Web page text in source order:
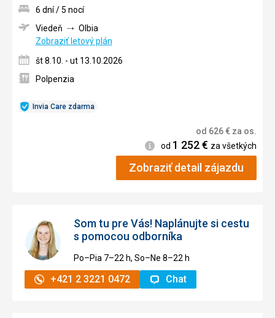
Invia Care zdarma
6 dní / 5 nocí
Viedeň
Olbia
Zobraziť letový plán
št 8.10. - ut 13.10.2026
Polpenzia
od 626€ za os.
Informácie
od 1 252€ za všetkých
Zobraziť detail zájazdu
Som tu pre Vás! Naplánujte si cestu
s pomocou odborníka
Po–Pia 7–⁠⁠⁠⁠⁠⁠22 h, So–Ne 8–⁠⁠⁠⁠⁠⁠22 h
+421 2 3221 0472 Chat